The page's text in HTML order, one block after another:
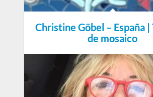
Christine Göbel – España |
de mosaico